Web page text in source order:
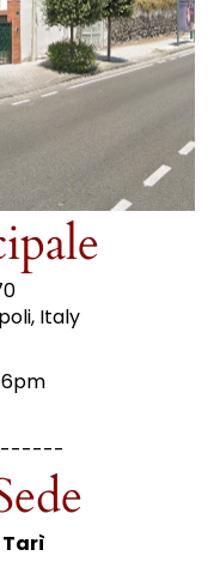
Italy